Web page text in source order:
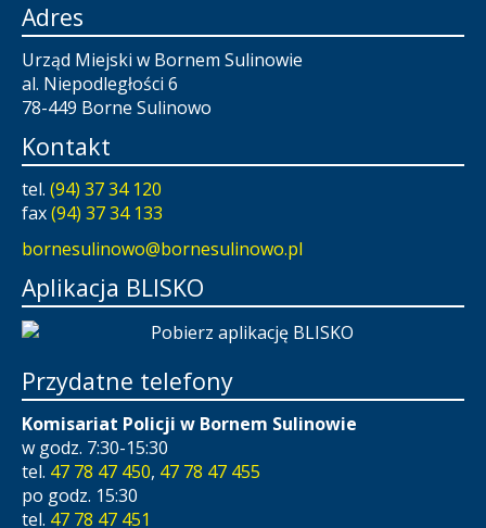
Adres
Urząd Miejski w Bornem Sulinowie
al. Niepodległości 6
78-449 Borne Sulinowo
Kontakt
tel. (94) 37 34 120
fax(94) 37 34 133
bornesulinowo@bornesulinowo.pl
Aplikacja BLISKO
Przydatne telefony
Komisariat Policji w Bornem Sulinowie
w godz. 7:30-15:30
tel. 47 78 47 450, 47 78 47 455
po godz. 15:30
tel. 47 78 47 451